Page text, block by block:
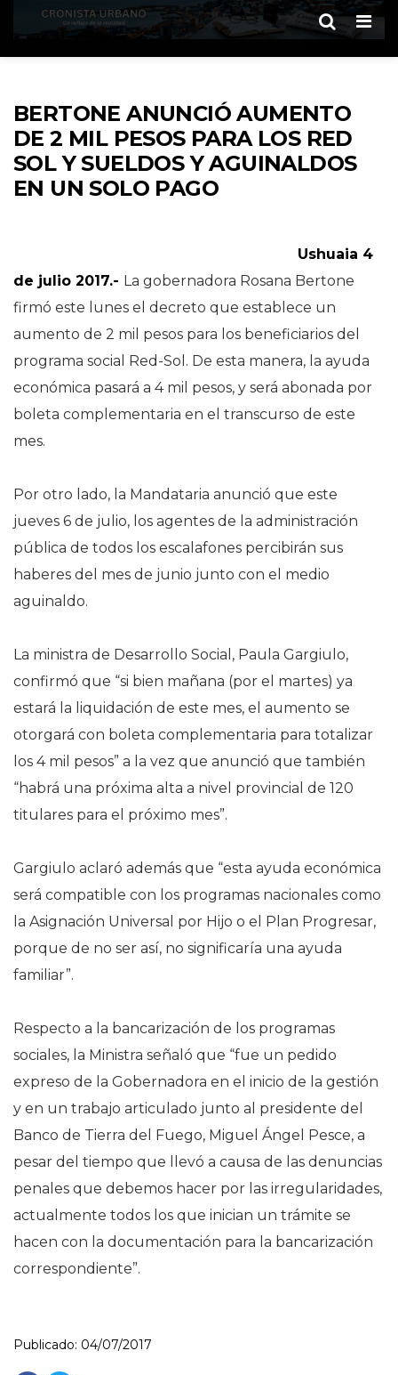
BERTONE ANUNCIÓ AUMENTO
DE 2 MIL PESOS PARA LOS RED
SOL Y SUELDOS Y AGUINALDOS
EN UN SOLO PAGO
Ushuaia 4
de julio 2017.- La gobernadora Rosana Bertone
firmó este lunes el decreto que establece un
aumento de 2 mil pesos para los beneficiarios del
programa social Red-Sol. De esta manera, la ayuda
económica pasará a 4 mil pesos, y será abonada por
boleta complementaria en el transcurso de este
mes.
Por otro lado, la Mandataria anunció que este
jueves 6 de julio, los agentes de la administración
pública de todos los escalafones percibirán sus
haberes del mes de junio junto con el medio
aguinaldo.
La ministra de Desarrollo Social, Paula Gargiulo,
confirmó que “si bien mañana (por el martes) ya
estará la liquidación de este mes, el aumento se
otorgará con boleta complementaria para totalizar
los 4 mil pesos” a la vez que anunció que también
“habrá una próxima alta a nivel provincial de 120
titulares para el próximo mes”.
Gargiulo aclaró además que “esta ayuda económica
será compatible con los programas nacionales como
la Asignación Universal por Hijo o el Plan Progresar,
porque de no ser así, no significaría una ayuda
familiar”.
Respecto a la bancarización de los programas
sociales, la Ministra señaló que “fue un pedido
expreso de la Gobernadora en el inicio de la gestión
y en un trabajo articulado junto al presidente del
Banco de Tierra del Fuego, Miguel Ángel Pesce, a
pesar del tiempo que llevó a causa de las denuncias
penales que debemos hacer por las irregularidades,
actualmente todos los que inician un trámite se
hacen con la documentación para la bancarización
correspondiente”.
Publicado: 04/07/2017